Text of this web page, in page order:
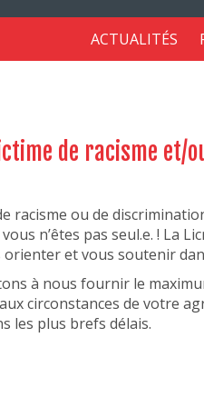
ACTUALITÉS
de racisme et/
racisme ou de
n’êtes pas seul.e. ! La
et vous soutenir
à nous fournir le
circonstances de votre
les plus brefs délais.